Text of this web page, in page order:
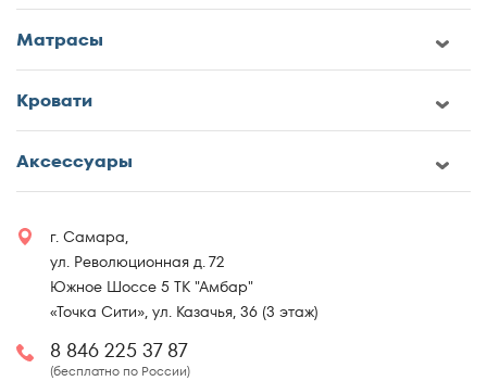
Матрасы
Кровати
Аксессуары
г. Самара,
ул. Революционная д. 72
Южное Шоссе 5 ТК "Амбар"
«Точка Сити», ул. Казачья, 36 (3 этаж)
8 846 225 37 87
(бесплатно по России)